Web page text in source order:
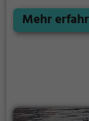
zahlreiche
Mehr